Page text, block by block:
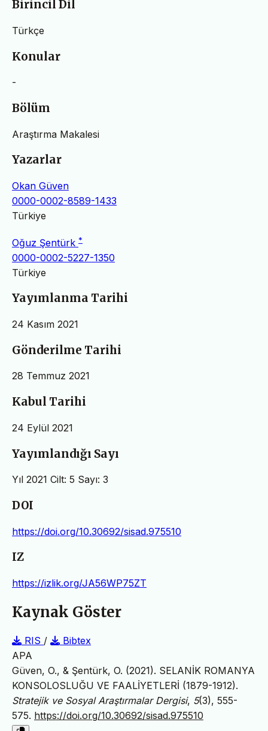
Birincil Dil
Türkçe
Konular
-
Bölüm
Araştırma Makalesi
Yazarlar
Okan Güven
0000-0002-8589-1433
Türkiye
Oğuz Şentürk *
0000-0002-5227-1350
Türkiye
Yayımlanma Tarihi
24 Kasım 2021
Gönderilme Tarihi
28 Temmuz 2021
Kabul Tarihi
24 Eylül 2021
Yayımlandığı Sayı
Yıl 2021 Cilt: 5 Sayı: 3
DOI
https://doi.org/10.30692/sisad.975510
IZ
https://izlik.org/JA56WP75ZT
Kaynak Göster
RIS /
Bibtex
APA
Güven, O., & Şentürk, O. (2021). SELANİK ROMANYA
KONSOLOSLUĞU VE FAALİYETLERİ (1879-1912).
Stratejik ve Sosyal Araştırmalar Dergisi, 5(3), 555-
575. https://doi.org/10.30692/sisad.975510